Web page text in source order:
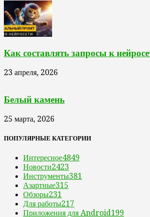
Как составлять запросы к
23 апреля, 2026
Белый камень
25 марта, 2026
ПОПУЛЯРНЫЕ КАТЕГОРИИ
Интересное4849
Новости2423
Инструменты381
Азартные315
Обзоры231
Для работы217
Приложения для Android199